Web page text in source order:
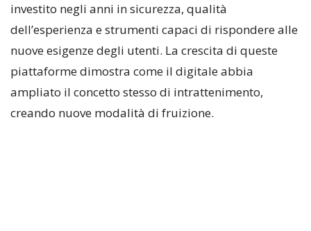
investito negli anni in sicurezza, qualità
dell’esperienza e strumenti capaci di rispondere alle
nuove esigenze degli utenti. La crescita di queste
piattaforme dimostra come il digitale abbia
ampliato il concetto stesso di intrattenimento,
creando nuove modalità di fruizione.